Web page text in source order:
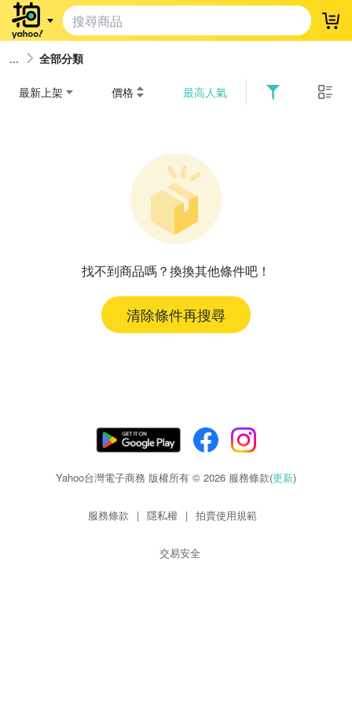
登
全部分類
最新上架 價格 最高人氣
找不到商品嗎？換換其他條件吧！
清除條件再搜尋
Yahoo台灣電子商務 版權所有 © 2026 服務條款(更新)
服務條款 | 隱私權 | 拍賣使用規範
交易安全